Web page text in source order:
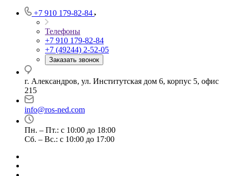
+7 910 179-82-84
Телефоны
+7 910 179-82-84
+7 (49244) 2-52-05
Заказать звонок
г. Александров, ул. Институтская дом 6, корпус 5, офис
215
info@ros-ned.com
Пн. – Пт.: с 10:00 до 18:00
Сб. – Вс.: с 10:00 до 17:00